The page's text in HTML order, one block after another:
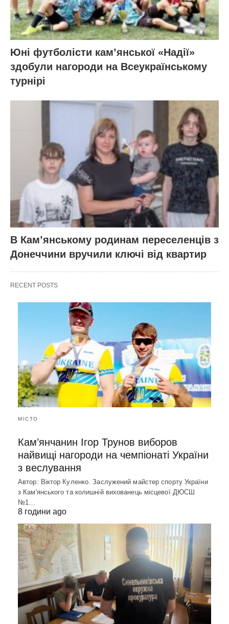
Юні футболісти кам’янської «Надії»
здобули нагороди на Всеукраїнському
турнірі
В Кам’янському родинам переселенців з
Донеччини вручили ключі від квартир
RECENT POSTS
МІСТО
Кам’янчанин Ігор Трунов виборов
найвищі нагороди на чемпіонаті України
з веслування
Автор: Віктор Куленко. Заслужений майстер спорту України
з Кам'янського та колишній вихованець місцевої ДЮСШ
№1…
8 години ago